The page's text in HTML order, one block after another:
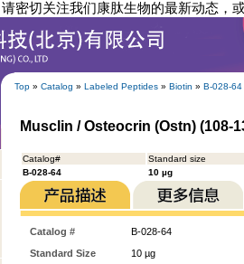
密切关注我们康肽生物的最新动态，
Top » Catalog » Labeled Peptides » Biotin » B-028-64
Musclin / Osteocrin (Ostn) (108-
Catalog#
Standard size
B-028-64
10 µg
Catalog #
B-028-64
Standard Size
10 µg